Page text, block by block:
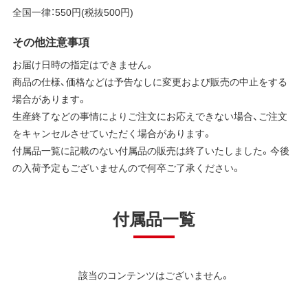
全国一律：550円(税抜500円)
その他注意事項
お届け日時の指定はできません。
商品の仕様、価格などは予告なしに変更および販売の中止をする
場合があります。
生産終了などの事情によりご注文にお応えできない場合、ご注文
をキャンセルさせていただく場合があります。
付属品一覧に記載のない付属品の販売は終了いたしました。今後
の入荷予定もございませんので何卒ご了承ください。
付属品一覧
該当のコンテンツはございません。